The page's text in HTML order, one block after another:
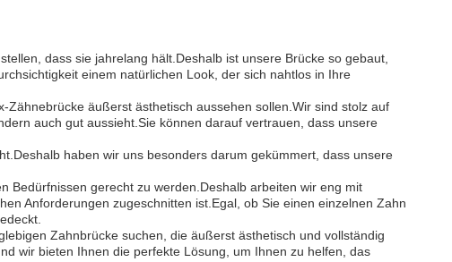
dass sie jahrelang hält.Deshalb ist unsere Brücke so gebaut,
einem natürlichen Look, der sich nahtlos in Ihre
äußerst ästhetisch aussehen sollen.Wir sind stolz auf
auch gut aussieht.Sie können darauf vertrauen, dass unsere
haben wir uns besonders darum gekümmert, dass unsere
Bedürfnissen gerecht zu werden.Deshalb arbeiten wir eng mit
Anforderungen zugeschnitten ist.Egal, ob Sie einen einzelnen Zahn
Zahnbrücke suchen, die äußerst ästhetisch und vollständig
wir bieten Ihnen die perfekte Lösung, um Ihnen zu helfen, das